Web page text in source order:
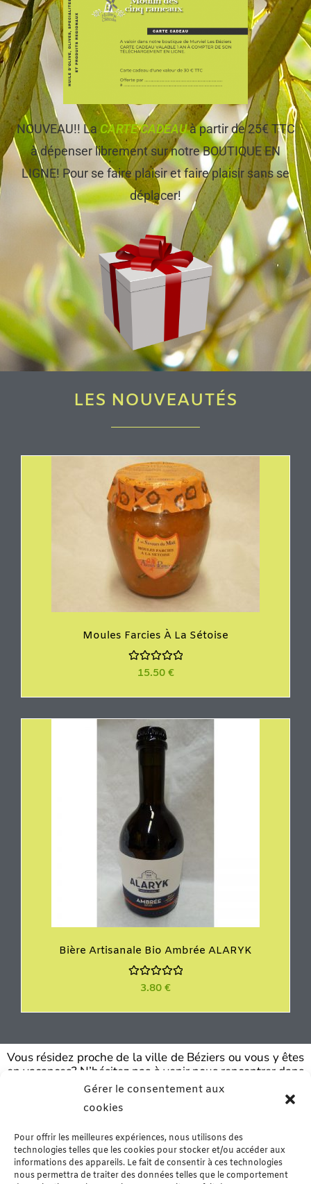
Gérer le consentement aux
cookies
Pour offrir les meilleures expériences, nous utilisons des
technologies telles que les cookies pour stocker et/ou accéder aux
informations des appareils. Le fait de consentir à ces technologies
nous permettra de traiter des données telles que le comportement
NOUVEAU!! La CARTE CADEAUà partir de 25€ TTC
à dépenser librement sur notre BOUTIQUE EN
LIGNE! Pour se faire plaisir et faire plaisir sans se
déplacer!
LES NOUVEAUTÉS
Moules Farcies À La Sétoise
e
s
15.50 €
Bière Artisanale Bio Ambrée ALARYK
e
u
5
3.80 €
Vous résidez proche de la ville de Béziers ou vous y êtes
en vacances? N’hésitez pas à venir nous rencontrer dans
notre boutique de Murviel les Béziers. Vous y trouverez
un grand choix de produits d’épicerie fine, de la
charcuterie artisanale et de la viande fraîche – Arrivage